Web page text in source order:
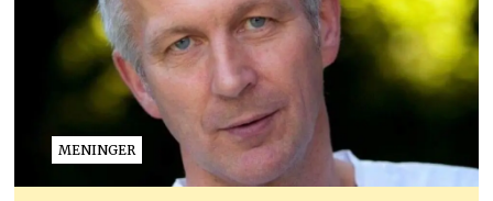
MENINGER